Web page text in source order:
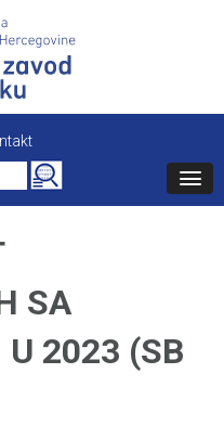
Search
for:
SA
U 2023 (SB